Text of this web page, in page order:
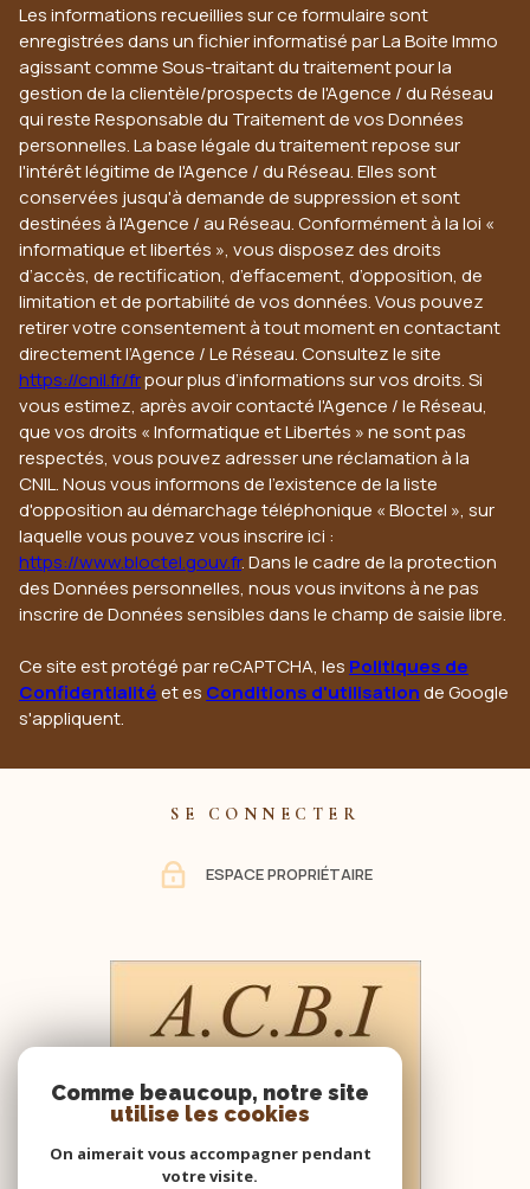
Les informations recueillies sur ce formulaire sont
enregistrées dans un fichier informatisé par La Boite Immo
agissant comme Sous-traitant du traitement pour la
gestion de la clientèle/prospects de l'Agence / du Réseau
qui reste Responsable du Traitement de vos Données
personnelles. La base légale du traitement repose sur
l'intérêt légitime de l'Agence / du Réseau. Elles sont
conservées jusqu'à demande de suppression et sont
destinées à l'Agence / au Réseau. Conformément à la loi «
informatique et libertés », vous disposez des droits
d’accès, de rectification, d’effacement, d’opposition, de
limitation et de portabilité de vos données. Vous pouvez
retirer votre consentement à tout moment en contactant
directement l’Agence / Le Réseau. Consultez le site
https://cnil.fr/frpour plus d’informations sur vos droits. Si
vous estimez, après avoir contacté l'Agence / le Réseau,
que vos droits « Informatique et Libertés » ne sont pas
respectés, vous pouvez adresser une réclamation à la
CNIL. Nous vous informons de l’existence de la liste
d'opposition au démarchage téléphonique « Bloctel », sur
laquelle vous pouvez vous inscrire ici :
https://www.bloctel.gouv.fr. Dans le cadre de la protection
des Données personnelles, nous vous invitons à ne pas
inscrire de Données sensibles dans le champ de saisie libre.
Ce site est protégé par reCAPTCHA, les Politiques de
Confidentialitéet es Conditions d'utilisationde Google
s'appliquent.
SE CONNECTER
ESPACE PROPRIÉTAIRE
Comme beaucoup, notre site
utilise les cookies
On aimerait vous accompagner pendant
votre visite.